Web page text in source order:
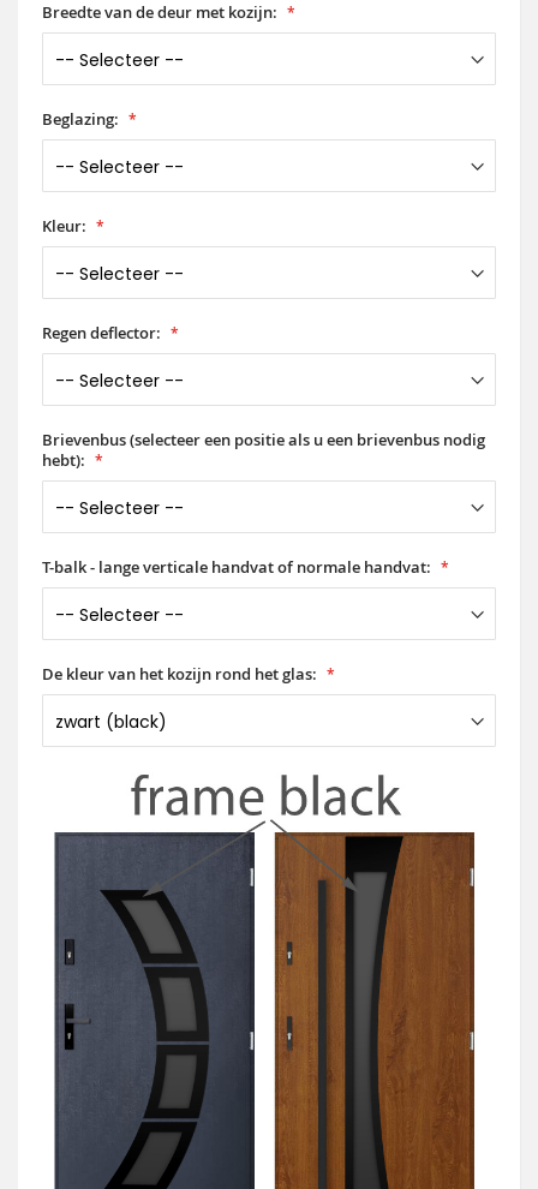
Breedte van de deur met kozijn:
Beglazing:
Kleur:
Regen deflector:
Brievenbus (selecteer een positie als u een brievenbus nodig
hebt):
T-balk - lange verticale handvat of normale handvat:
De kleur van het kozijn rond het glas: